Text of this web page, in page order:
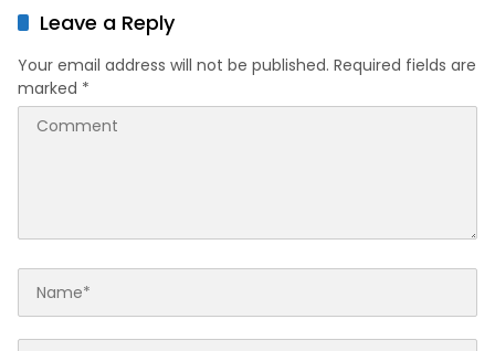
WargaLeave a Reply
Your email address will not be published. Required fields are
marked *